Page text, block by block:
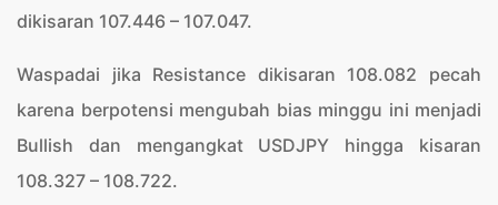
dikisaran 107.446 – 107.047.
Waspadai jika Resistance dikisaran 108.082 pecah
karena berpotensi mengubah bias minggu ini menjadi
Bullish dan mengangkat USDJPY hingga kisaran
108.327 – 108.722.